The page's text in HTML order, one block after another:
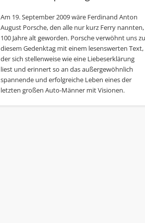
Am 19. September 2009 wäre Ferdinand Anton
August Porsche, den alle nur kurz Ferry nannten,
100 Jahre alt geworden. Porsche verwöhnt uns zu
diesem Gedenktag mit einem lesenswerten Text,
der sich stellenweise wie eine Liebeserklärung
liest und erinnert so an das außergewöhnlich
spannende und erfolgreiche Leben eines der
letzten großen Auto-Männer mit Visionen.